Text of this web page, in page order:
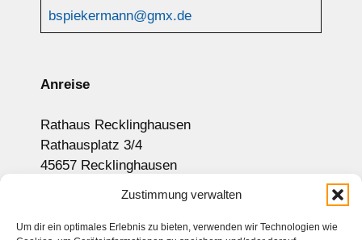
Zustimmung verwalten
Um dir ein optimales Erlebnis zu bieten, verwenden wir Technologien wie
bspiekermann@gmx.de
Anreise
Rathaus Recklinghausen
Rathausplatz 3/4
45657 Recklinghausen